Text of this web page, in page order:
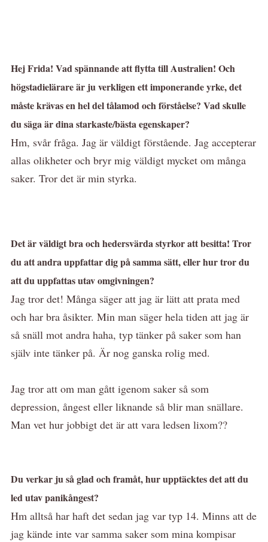
Hej Frida! Vad spännande att flytta till Australien! Och
högstadielärare är ju verkligen ett imponerande yrke, det
måste krävas en hel del tålamod och förståelse? Vad skulle
du säga är dina starkaste/bästa egenskaper?
Hm, svår fråga. Jag är väldigt förstående. Jag accepterar
allas olikheter och bryr mig väldigt mycket om många
saker. Tror det är min styrka.
Det är väldigt bra och hedersvärda styrkor att besitta! Tror
du att andra uppfattar dig på samma sätt, eller hur tror du
att du uppfattas utav omgivningen?
Jag tror det! Många säger att jag är lätt att prata med
och har bra åsikter. Min man säger hela tiden att jag är
så snäll mot andra haha, typ tänker på saker som han
själv inte tänker på. Är nog ganska rolig med.
Jag tror att om man gått igenom saker så som
depression, ångest eller liknande så blir man snällare.
Man vet hur jobbigt det är att vara ledsen lixom??
Du verkar ju så glad och framåt, hur upptäcktes det att du
led utav panikångest?
Hm alltså har haft det sedan jag var typ 14. Minns att de
jag kände inte var samma saker som mina kompisar